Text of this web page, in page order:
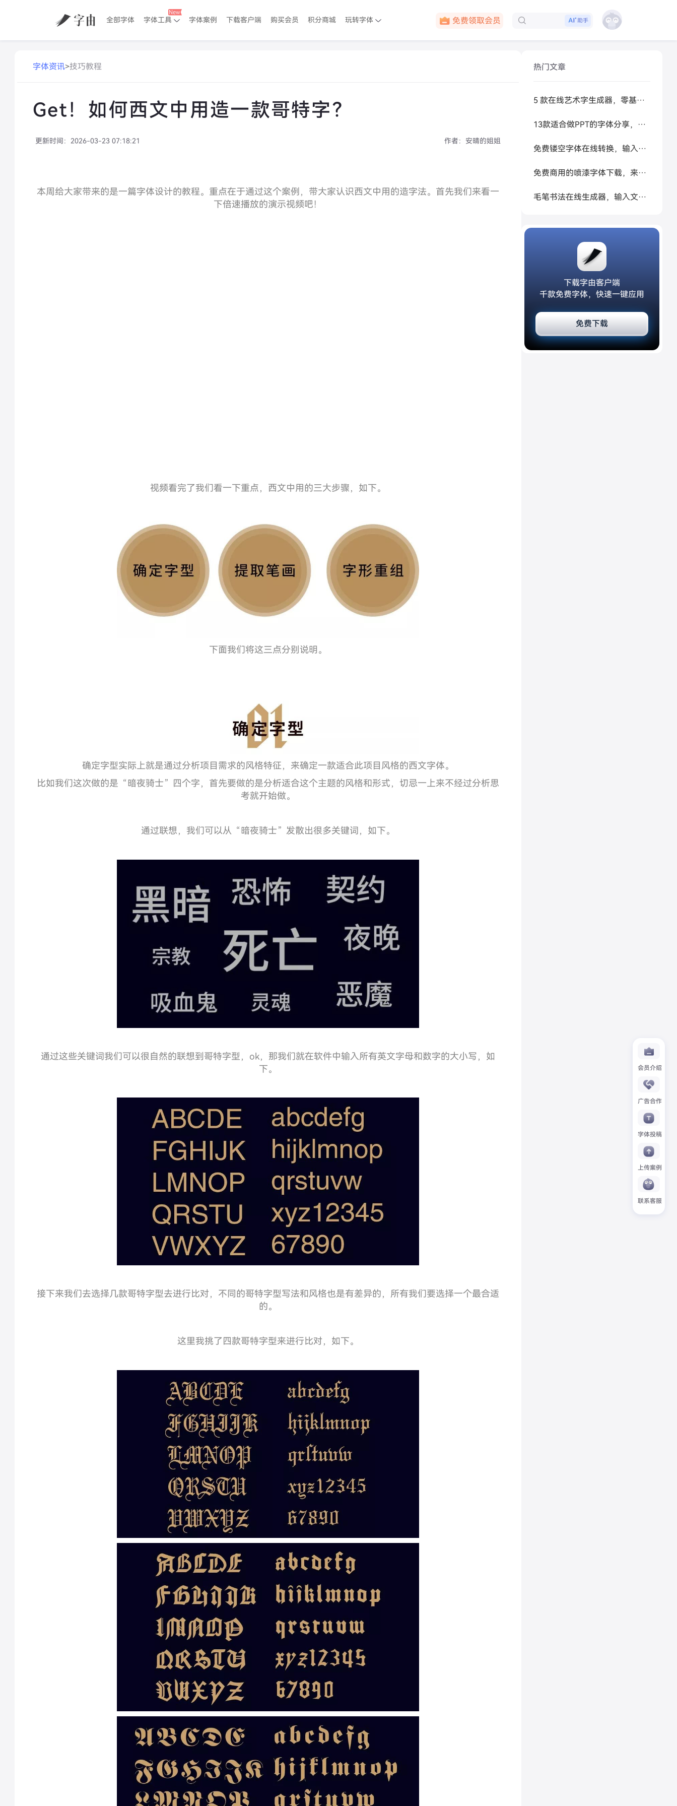
全部字体 字体工具 字体案例 下载客户端 购买会员 积分商城 玩转字体
下载客户端
助手
会员介绍
广告合作
字体投稿
上传案例
联系客服
字体资讯>技巧教程
Get！如何西文中用造一款哥特字？
更新时间： 2026-03-23 07:18:21 作者： 安晴的姐姐
本周给大家带来的是一篇字体设计的教程。重点在于通过这个案例，带大家认识西文中用的造字法。首先我们来看一
下倍速播放的演示视频吧！
视频看完了我们看一下重点，西文中用的三大步骤，如下。
下面我们将这三点分别说明。
确定字型实际上就是通过分析项目需求的风格特征，来确定一款适合此项目风格的西文字体。
比如我们这次做的是“暗夜骑士”四个字，首先要做的是分析适合这个主题的风格和形式，切忌一上来不经过分析思
考就开始做。
通过联想，我们可以从“暗夜骑士”发散出很多关键词，如下。
通过这些关键词我们可以很自然的联想到哥特字型，ok，那我们就在软件中输入所有英文字母和数字的大小写，如
下。
接下来我们去选择几款哥特字型去进行比对，不同的哥特字型写法和风格也是有差异的，所有我们要选择一个最合适
的。
这里我挑了四款哥特字型来进行比对，如下。
热门文章
5 款在线艺术字生成器，零基础做高级感标题
13款适合做PPT的字体分享，让你的PPT更好看
免费镂空字体在线转换，输入文字秒生成可复制空心艺术字
免费商用的喷漆字体下载，来试试让 AI 帮你生成
毛笔书法在线生成器，输入文字秒变书法大家
下载字由客户端
千款免费字体，快速一键应用
免费下载